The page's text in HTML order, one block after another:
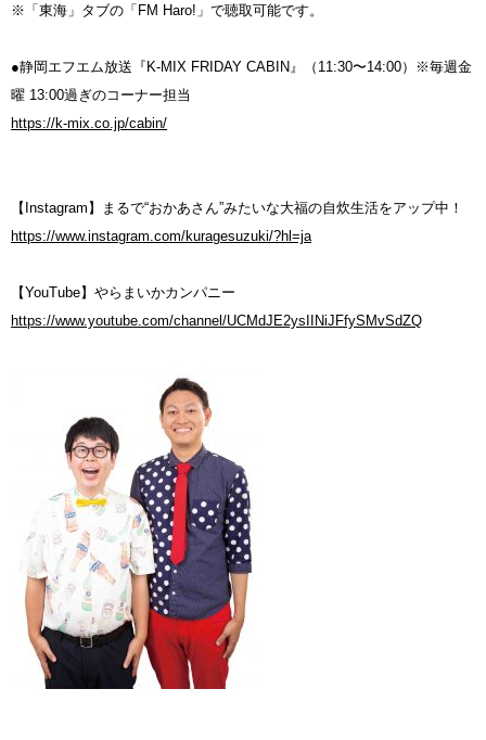
※「東海」タブの「FM Haro!」で聴取可能です。
●静岡エフエム放送『K-MIX FRIDAY CABIN』（11:30〜14:00）※毎週金
曜 13:00過ぎのコーナー担当
https://k-mix.co.jp/cabin/
【Instagram】まるで“おかあさん”みたいな大福の自炊生活をアップ中！
https://www.instagram.com/kuragesuzuki/?hl=ja
【YouTube】やらまいかカンパニー
https://www.youtube.com/channel/UCMdJE2ysIINiJFfySMvSdZQ